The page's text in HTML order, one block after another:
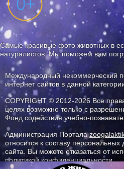
Самые красивые фото животных в
натуралистов. Мы поможем вам
Международный некоммерческий
интернет сайтов в данной
COPYRIGHT © 2012-2026 Все
целях возможно только с
Фонд содействия учебно-
Администрация Портала
относится к составу
сайта. Вы можете отказаться от
политикой конфиденциальности.